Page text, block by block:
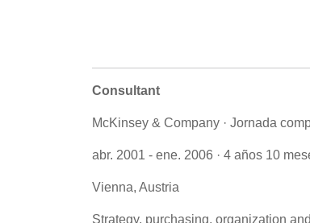
Consultant
McKinsey & Company · Jornada
abr. 2001 - ene. 2006 · 4 años 10
Vienna, Austria
Strategy, purchasing, organization